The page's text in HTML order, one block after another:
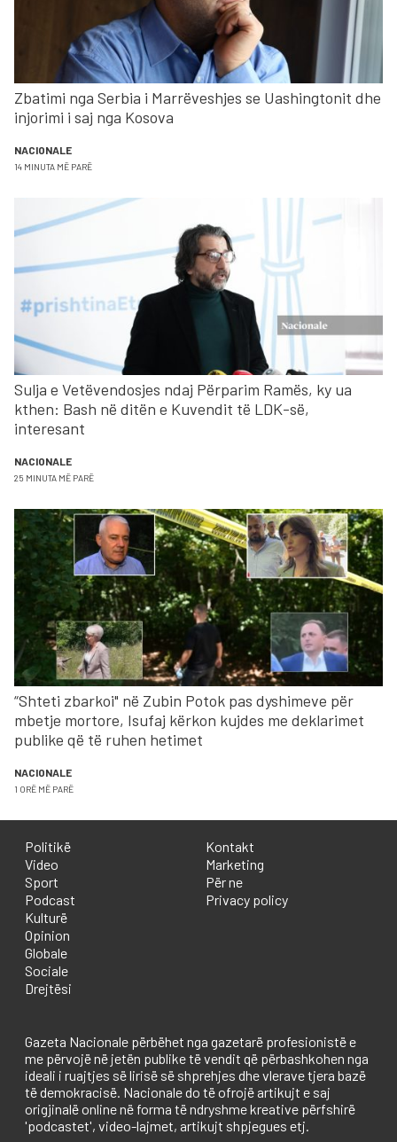
Zbatimi nga Serbia i Marrëveshjes se Uashingtonit dhe
injorimi i saj nga Kosova
NACIONALE
14 MINUTA MË PARË
Sulja e Vetëvendosjes ndaj Përparim Ramës, ky ua
kthen: Bash në ditën e Kuvendit të LDK-së,
interesant
NACIONALE
25 MINUTA MË PARË
“Shteti zbarkoi" në Zubin Potok pas dyshimeve për
mbetje mortore, Isufaj kërkon kujdes me deklarimet
publike që të ruhen hetimet
NACIONALE
1 ORË MË PARË
Politikë
Video
Sport
Podcast
Kulturë
Opinion
Globale
Sociale
Drejtësi
Kontakt
Marketing
Për ne
Privacy policy
Gazeta Nacionale përbëhet nga gazetarë profesionistë e
me përvojë në jetën publike të vendit që përbashkohen nga
ideali i ruajtjes së lirisë së shprehjes dhe vlerave tjera bazë
të demokracisë. Nacionale do të ofrojë artikujt e saj
origjinalë online në forma të ndryshme kreative përfshirë
'podcastet', video-lajmet, artikujt shpjegues etj.